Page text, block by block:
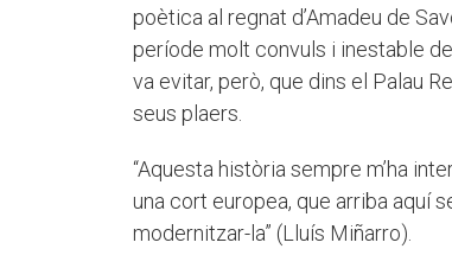
poètica al regnat d’Amadeu de
període molt convuls i inestable
va evitar, però, que dins el Palau
seus plaers.
“Aquesta història sempre m’ha
una cort europea, que arriba aquí
modernitzar-la” (Lluís Miñarro).